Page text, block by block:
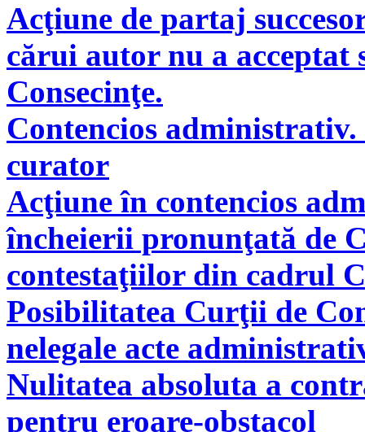
Acţiune de partaj
cărui autor nu a acceptat
Consecinţe.
Contencios
curator
Acţiune în contencios
încheierii pronunţată de
contestaţiilor din cadrul
Posibilitatea Curţii de
nelegale acte
Nulitatea absoluta a
pentru eroare-obstacol